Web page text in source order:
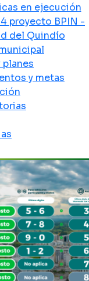
en ejecución
proyecto BPIN -
del Quindío
planes
y metas